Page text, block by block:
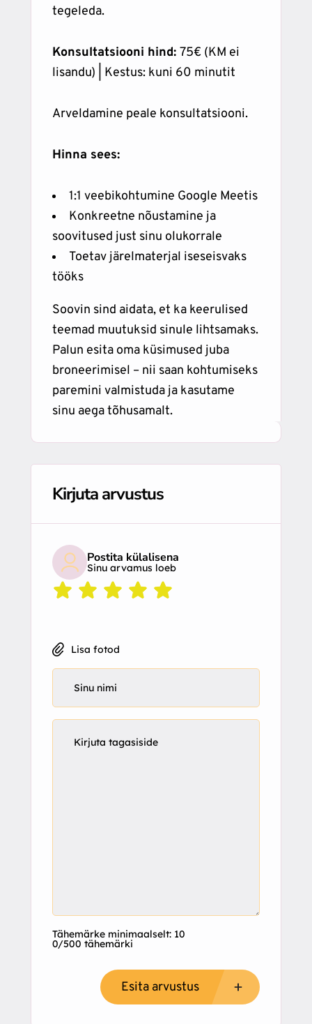
tegeleda.
Konsultatsiooni hind: 75€ (KM ei
lisandu) | Kestus: kuni 60 minutit
Arveldamine peale konsultatsiooni.
Hinna sees:
1:1 veebikohtumine Google Meetis
Konkreetne nõustamine ja
soovitused just sinu olukorrale
Toetav järelmaterjal iseseisvaks
tööks
Soovin sind aidata, et ka keerulised
teemad muutuksid sinule lihtsamaks.
Palun esita oma küsimused juba
broneerimisel – nii saan kohtumiseks
paremini valmistuda ja kasutame
sinu aega tõhusamalt.
Kirjuta arvustus
Postita külalisena
Sinu arvamus loeb
Lisa fotod
Tähemärke minimaalselt: 10
0/500 tähemärki
Esita arvustus